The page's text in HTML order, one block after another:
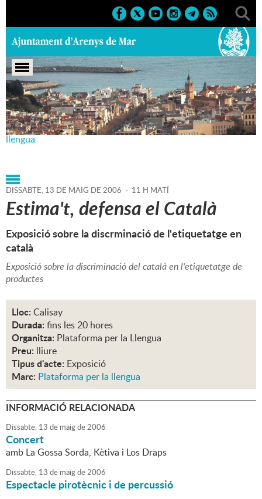
Portada > Agenda > 13-05-
2006 > Marcs > Culturals > 2006 > Plataforma per la
llengua
DISSABTE, 13 DE MAIG DE 2006 - 11 H MATÍ
Estima't, defensa el Català
Exposició sobre la discrminació de l'etiquetatge en
català
Exposició sobre la discriminació del català en l'etiquetatge de
productes
Lloc: Calisay
Durada: fins les 20 hores
Organitza: Plataforma per la Llengua
Preu: lliure
Tipus d'acte: Exposició
Marc: Plataforma per la llengua
INFORMACIÓ RELACIONADA
Dissabte, 13 de maigde2006
Concert
amb La Gossa Sorda, Kètiva i Los Draps
Dissabte, 13 de maigde2006
Espectacle pirotècnic i de percussió